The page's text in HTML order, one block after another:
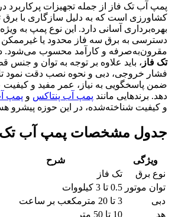
پمپ آب تک فاز از جمله تجهیزات
کشاورزی است که به دلیل سازگاری با
بهره‌برداری آسانی دارد. این نوع پمپ به
دسترسی به برق سه فاز محدود یا
مقرون‌به‌صرفه و کارآمد محسوب می‌شود.
تک فاز ، باید علاوه بر توجه به توان و جنس
فشار خروجی، دبی و نحوه نصب دقت نمود
ضمن پاسخگویی به نیاز، عمر مفید و کیفیت
دهد. برندهایی مانند پمپ آب پنتاکس و پمپ
و کیفیت شناخته‌شده، در این حوزه پیشرو
جدول مشخصات پمپ آب تک
ویژگی
شرح
نوع برق
تک فاز
توان موتور 0.5 تا 3 کیلووات
دبی
3 تا 20 مترمکعب بر ساعت
هد
10 تا 50 متر